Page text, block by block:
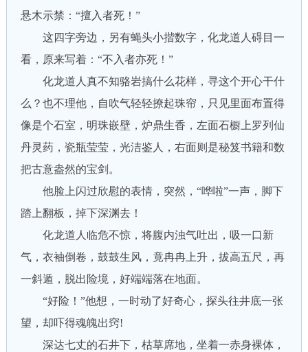
悬木示禁：“擅入者死！”
这四字旁边，另有蝇头小揩数字，化龙道人碍目一
看，原来写着：“不入者亦死！”
化龙道人真不知骆岩搞什么花样，寻这个开心干什
么？也不理他，自吹气轻轻撩起珠帘，只见里面布置得
像是个石室，明珠嵌壁，炉鼎生香，左面石橱上罗列仙
丹灵药，瓷瓶莹莹，光洁鉴人，右面则是秘笈书籍和数
把古意盎然的宝剑。
他脸上闪过欣慰的表情，突然，“哗啦”一声，脚下
踏上翻板，掉下深渊去！
化龙道人临危不惊，将腹内浊气吐出，吸一口新
气，衣袖倒卷，鼓鼓生风，竟冉冉上升，拔高五尺，再
一斜遁，脱出险境，好端端落在地面。
“好险！”他想，一时动了好奇心，探头往井底一张
望，却吓得魂魄出窍!
深达七丈的石井下，枯草席地，坐着一赤身裸体，